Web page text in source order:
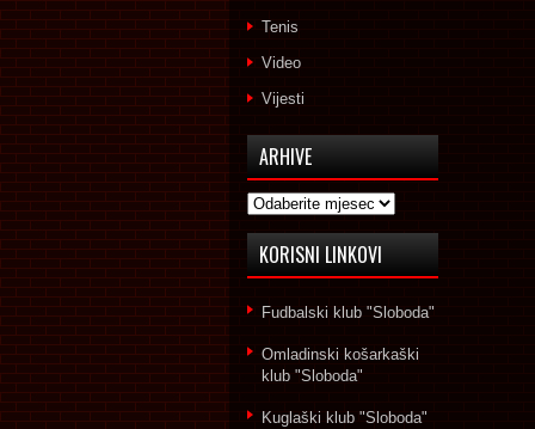
Tenis
Video
Vijesti
ARHIVE
Arhive
KORISNI LINKOVI
Fudbalski klub "Sloboda"
Omladinski košarkaški
klub "Sloboda"
Kuglaški klub "Sloboda"